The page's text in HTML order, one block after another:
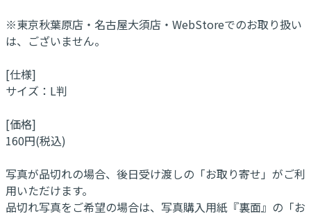
※東京秋葉原店・名古屋大須店・WebStoreでのお取り扱い
は、ございません。
[仕様]
サイズ：L判
[価格]
160円(税込)
写真が品切れの場合、後日受け渡しの「お取り寄せ」がご利
用いただけます。
品切れ写真をご希望の場合は、写真購入用紙『裏面』の「お